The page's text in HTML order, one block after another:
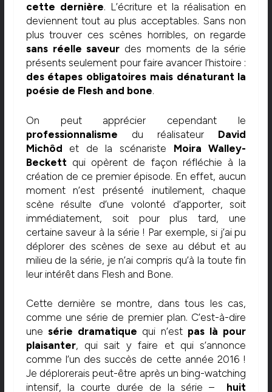
cette dernière. L’écriture et la réalisation en
deviennent tout au plus acceptables. Sans non
plus trouver ces scènes horribles, on regarde
sans réelle saveur des moments de la série
présents seulement pour faire avancer l’histoire :
des étapes obligatoires mais dénaturant la
poésie de Flesh and bone.
On peut apprécier cependant le
professionnalisme du réalisateur David
Michôd et de la scénariste Moira Walley-
Beckett qui opèrent de façon réfléchie à la
création de ce premier épisode. En effet, aucun
moment n’est présenté inutilement, chaque
scène résulte d’une volonté d’apporter, soit
immédiatement, soit pour plus tard, une
certaine saveur à la série ! Par exemple, si j’ai pu
déplorer des scènes de sexe au début et au
milieu de la série, je n’ai compris qu’à la toute fin
leur intérêt dans Flesh and Bone.
Cette dernière se montre, dans tous les cas,
comme une série de premier plan. C’est-à-dire
une série dramatique qui n’est pas là pour
plaisanter, qui sait y faire et qui s’annonce
comme l’un des succès de cette année 2016 !
Je déplorerais peut-être après un bing-watching
intensif, la courte durée de la série – huit